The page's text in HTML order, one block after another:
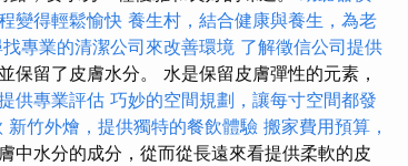
變得輕鬆愉快 養生村，結合健康與養生，為老
專業的清潔公司來改善環境 了解徵信公司提供
留了皮膚水分。 水是保留皮膚彈性的元素，
供專業評估 巧妙的空間規劃，讓每寸空間都發
新竹外燴，提供獨特的餐飲體驗 搬家費用預算，
中水分的成分，從而從長遠來看提供柔軟的皮